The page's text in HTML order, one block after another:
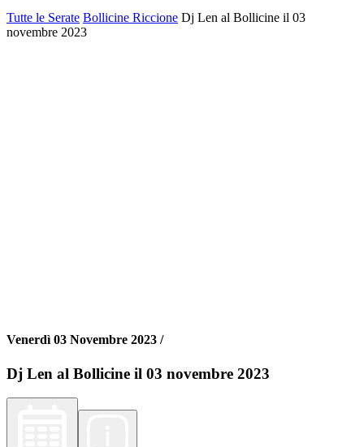
Tutte le Serate Bollicine Riccione Dj Len al Bollicine il 03
novembre 2023
Venerdì 03 Novembre 2023 /
Dj Len al Bollicine il 03 novembre 2023